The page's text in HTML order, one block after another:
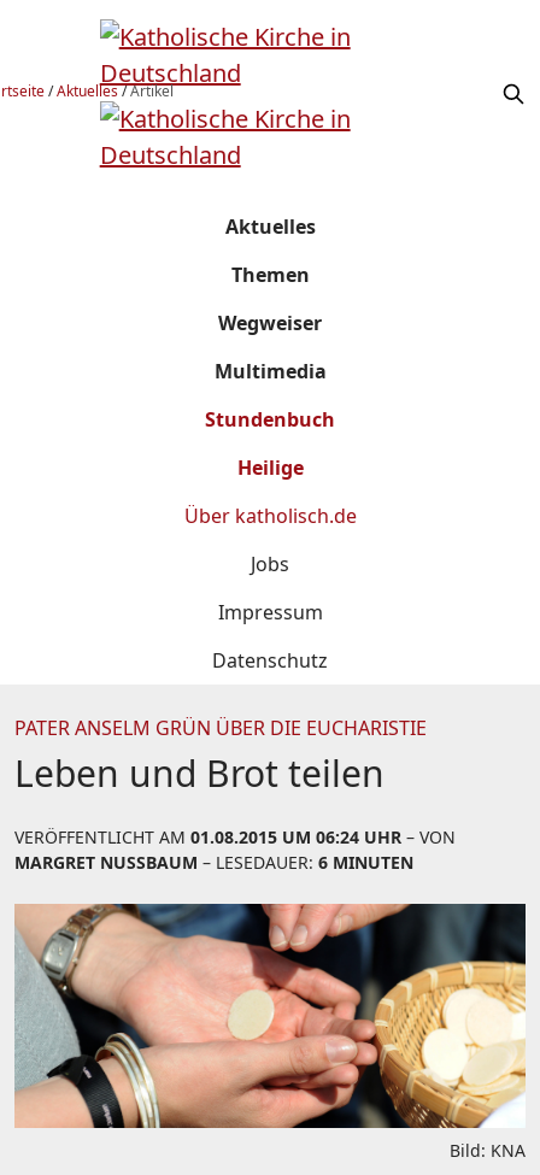
/Aktuelles/Artikel
Aktuelles
Themen
Wegweiser
Multimedia
Stundenbuch
Heilige
Über katholisch.de
Jobs
Impressum
Datenschutz
PATER ANSELM GRÜN ÜBER DIE EUCHARISTIE
Leben und Brot teilen
VERÖFFENTLICHT AM 01.08.2015 UM 06:24 UHR – VON
MARGRET NUSSBAUM – LESEDAUER: 6 MINUTEN
Bild: KNA